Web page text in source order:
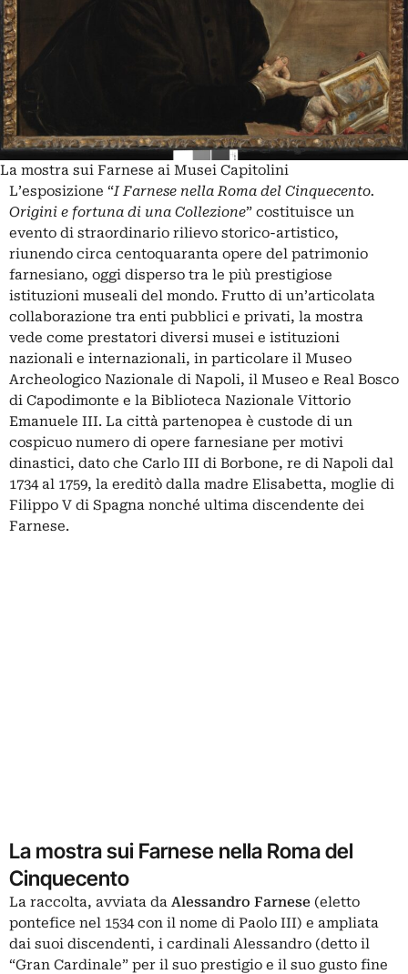
La mostra sui Farnese ai Musei Capitolini
L’esposizione “I Farnese nella Roma del Cinquecento.
Origini e fortuna di una Collezione” costituisce un
evento di straordinario rilievo storico-artistico,
riunendo circa centoquaranta opere del patrimonio
farnesiano, oggi disperso tra le più prestigiose
istituzioni museali del mondo. Frutto di un’articolata
collaborazione tra enti pubblici e privati, la mostra
vede come prestatori diversi musei e istituzioni
nazionali e internazionali, in particolare il Museo
Archeologico Nazionale di Napoli, il Museo e Real Bosco
di Capodimonte e la Biblioteca Nazionale Vittorio
Emanuele III. La città partenopea è custode di un
cospicuo numero di opere farnesiane per motivi
dinastici, dato che Carlo III di Borbone, re di Napoli dal
1734 al 1759, la ereditò dalla madre Elisabetta, moglie di
Filippo V di Spagna nonché ultima discendente dei
Farnese.
La mostra sui Farnese nella Roma del
Cinquecento
La raccolta, avviata da Alessandro Farnese (eletto
pontefice nel 1534 con il nome di Paolo III) e ampliata
dai suoi discendenti, i cardinali Alessandro (detto il
“Gran Cardinale” per il suo prestigio e il suo gusto fine